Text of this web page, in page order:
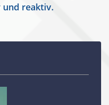
und reaktiv.